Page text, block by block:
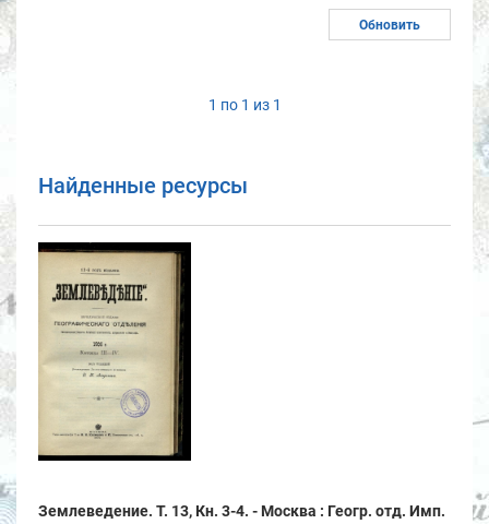
1 по 1 из 1
Найденные ресурсы
Землеведение. Т. 13, Кн. 3-4. - Москва : Геогр. отд. Имп.